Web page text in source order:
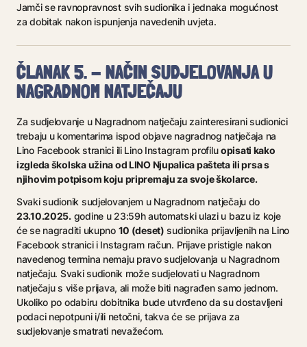
Jamči se ravnopravnost svih sudionika i jednaka mogućnost
za dobitak nakon ispunjenja navedenih uvjeta.
ČLANAK 5. - NAČIN SUDJELOVANJA U
NAGRADNOM NATJEČAJU
Za sudjelovanje u Nagradnom natječaju zainteresirani sudionici
trebaju u komentarima ispod objave nagradnog natječaja na
Lino Facebook stranici ili Lino Instagram profiluopisati kako
izgleda školska užina od LINO Njupalica pašteta ili prsa s
njihovim potpisom koju pripremaju za svoje školarce.
Svaki sudionik sudjelovanjem u Nagradnom natječaju do
23.10.2025.godine u 23:59h automatski ulazi u bazu iz koje
će se nagraditi ukupno 10 (deset) sudionika prijavljenih na Lino
Facebook stranici i Instagram račun. Prijave pristigle nakon
navedenog termina nemaju pravo sudjelovanja u Nagradnom
natječaju. Svaki sudionik može sudjelovati u Nagradnom
natječaju s više prijava, ali može biti nagrađen samo jednom.
Ukoliko po odabiru dobitnika bude utvrđeno da su dostavljeni
podaci nepotpuni i/ili netočni, takva će se prijava za
sudjelovanje smatrati nevažećom.